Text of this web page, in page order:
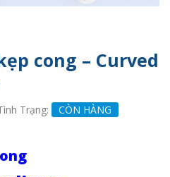
cong – Curved
Trạng: CÒN HÀNG